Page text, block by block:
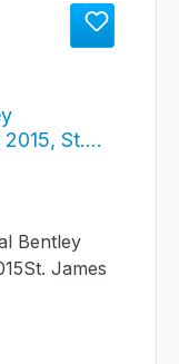
St.
Bentley
James